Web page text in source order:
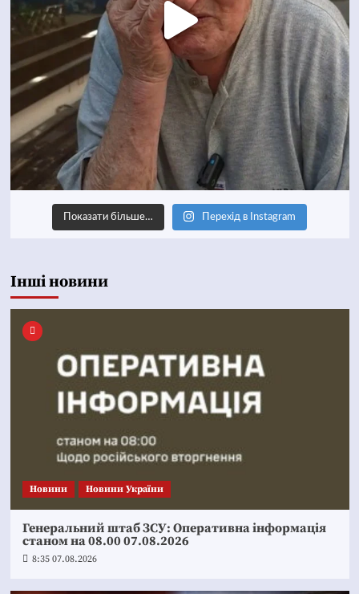
Показати більше… Перехід в Instagram
Інші новини
Новини Новини України
Генеральний штаб ЗСУ: Оперативна інформація
станом на 08.00 07.08.2026
8:35 07.08.2026